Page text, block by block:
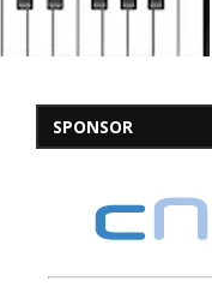
SPONSOR